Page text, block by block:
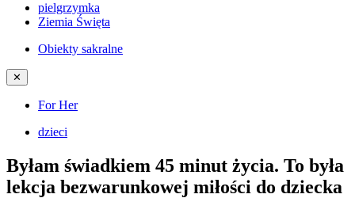
pielgrzymka
Ziemia Święta
Obiekty sakralne
✕
For Her
dzieci
Byłam świadkiem 45 minut życia. To była
lekcja bezwarunkowej miłości do dziecka